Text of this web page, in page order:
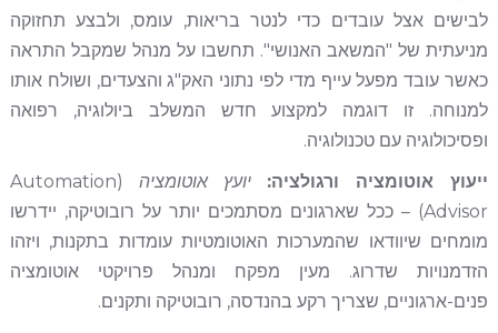
לבישים אצל עובדים כדי לנטר בריאות, עומס, ולבצע תחזוקה
מניעתית של "המשאב האנושי". תחשבו על מנהל שמקבל התראה
כאשר עובד מפעל עייף מדי לפי נתוני האק"ג והצעדים, ושולח אותו
למנוחה. זו דוגמה למקצוע חדש המשלב ביולוגיה, רפואה
ופסיכולוגיה עם טכנולוגיה.
ייעוץ אוטומציה ורגולציה:
יועץ אוטומציה
(Automation
Advisor) – ככל שארגונים מסתמכים יותר על רובוטיקה, יידרשו
מומחים שיוודאו שהמערכות האוטומטיות עומדות בתקנות, ויזהו
הזדמנויות שדרוג. מעין מפקח ומנהל פרויקטי אוטומציה
פנים-ארגוניים, שצריך רקע בהנדסה, רובוטיקה ותקנים.